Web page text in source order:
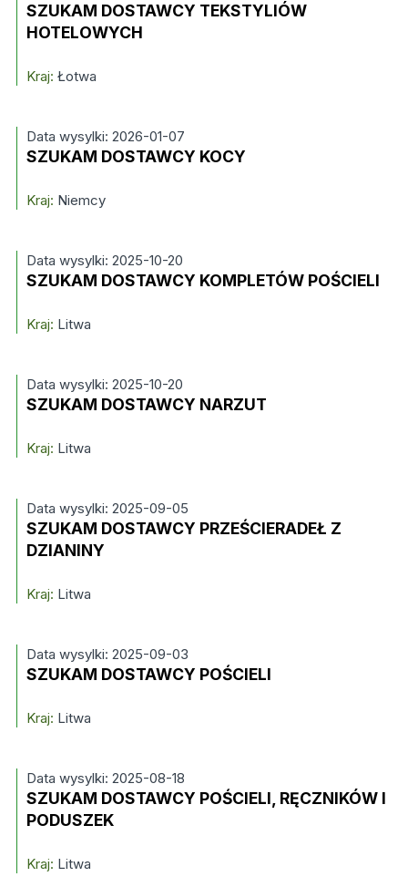
SZUKAM DOSTAWCY TEKSTYLIÓW
HOTELOWYCH
Kraj: Łotwa
Data wysylki: 2026-01-07
SZUKAM DOSTAWCY KOCY
Kraj: Niemcy
Data wysylki: 2025-10-20
SZUKAM DOSTAWCY KOMPLETÓW POŚCIELI
Kraj: Litwa
Data wysylki: 2025-10-20
SZUKAM DOSTAWCY NARZUT
Kraj: Litwa
Data wysylki: 2025-09-05
SZUKAM DOSTAWCY PRZEŚCIERADEŁ Z
DZIANINY
Kraj: Litwa
Data wysylki: 2025-09-03
SZUKAM DOSTAWCY POŚCIELI
Kraj: Litwa
Data wysylki: 2025-08-18
SZUKAM DOSTAWCY POŚCIELI, RĘCZNIKÓW I
PODUSZEK
Kraj: Litwa